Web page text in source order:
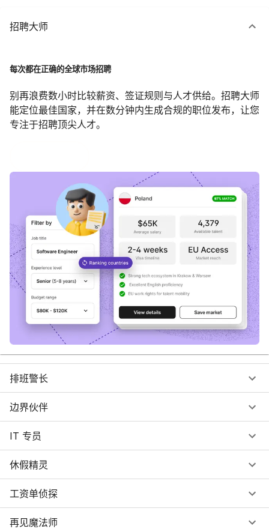
招聘大师
每次都在正确的全球市场招聘
别再浪费数小时比较薪资、签证规则与人才供给。招聘大师
能定位最佳国家，并在数分钟内生成合规的职位发布，让您
专注于招聘顶尖人才。
排班警长
边界伙伴
IT 专员
休假精灵
工资单侦探
再见魔法师